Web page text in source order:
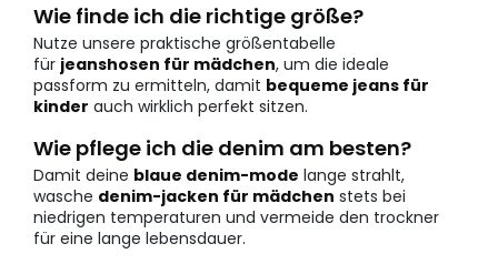
Wie finde ich die richtige größe?
Nutze unsere praktische größentabelle
für jeanshosen für mädchen, um die ideale
passform zu ermitteln, damit bequeme jeans für
kinder auch wirklich perfekt sitzen.
Wie pflege ich die denim am besten?
Damit deine blaue denim-mode lange strahlt,
wasche denim-jacken für mädchen stets bei
niedrigen temperaturen und vermeide den trockner
für eine lange lebensdauer.